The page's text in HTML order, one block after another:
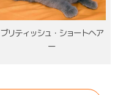
ブリティッシュ・ショートヘア
ー